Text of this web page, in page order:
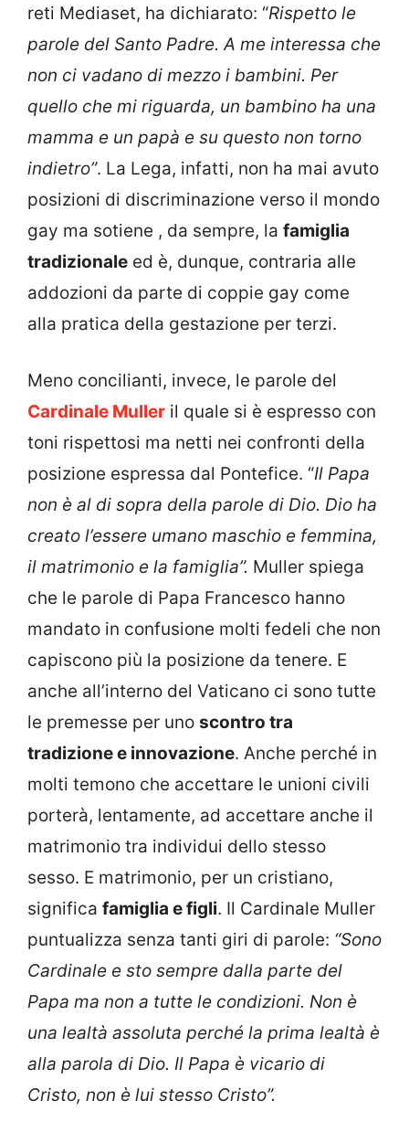
reti Mediaset, ha dichiarato: “Rispetto le
parole del Santo Padre. A me interessa che
non ci vadano di mezzo i bambini. Per
quello che mi riguarda, un bambino ha una
mamma e un papà e su questo non torno
indietro”. La Lega, infatti, non ha mai avuto
posizioni di discriminazione verso il mondo
gay ma sotiene , da sempre, la famiglia
tradizionale ed è, dunque, contraria alle
addozioni da parte di coppie gay come
alla pratica della gestazione per terzi.
Meno concilianti, invece, le parole del
Cardinale Muller il quale si è espresso con
toni rispettosi ma netti nei confronti della
posizione espressa dal Pontefice. “Il Papa
non è al di sopra della parole di Dio. Dio ha
creato l’essere umano maschio e femmina,
il matrimonio e la famiglia”. Muller spiega
che le parole di Papa Francesco hanno
mandato in confusione molti fedeli che non
capiscono più la posizione da tenere. E
anche all’interno del Vaticano ci sono tutte
le premesse per uno scontro tra
tradizione e innovazione. Anche perché in
molti temono che accettare le unioni civili
porterà, lentamente, ad accettare anche il
matrimonio tra individui dello stesso
sesso. E matrimonio, per un cristiano,
significa famiglia e figli. Il Cardinale Muller
puntualizza senza tanti giri di parole: “Sono
Cardinale e sto sempre dalla parte del
Papa ma non a tutte le condizioni. Non è
una lealtà assoluta perché la prima lealtà è
alla parola di Dio. Il Papa è vicario di
Cristo, non è lui stesso Cristo”.